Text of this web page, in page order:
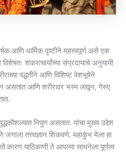
आणि धार्मिक दृष्टीने महत्त्वपूर्ण असे एक
शंकराचार्यांच्या संप्रदायाचे अनुयायी
पद्धतीने आणि विशिष्ट वेशभूषेने
असतात आणि शरीरावर भस्म लावून, गेरुए
निपुण असतात. यांचा मुख्य उद्देश
जगाला तत्त्वज्ञान शिकवणे. महाकुंभ मेला हा
कारण याठिकाणी ते आपल्या साधनेला पूर्णत्व